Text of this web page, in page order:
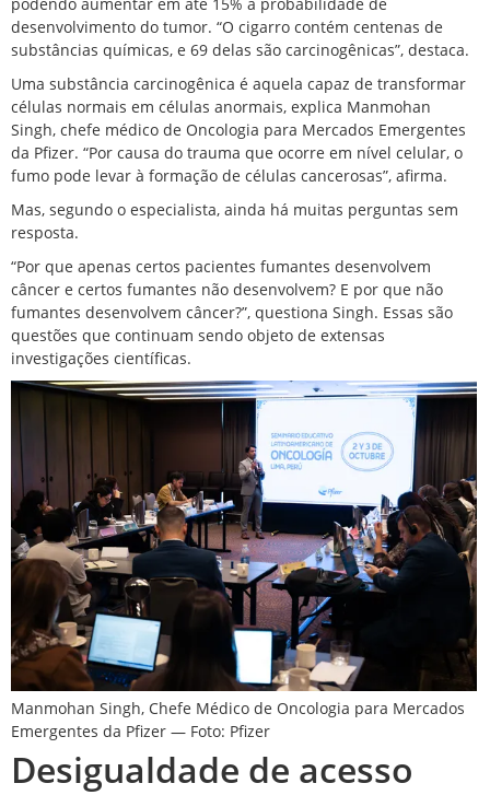
desenvolvimento do tumor. “O cigarro contém centenas de
substâncias químicas, e 69 delas são carcinogênicas”, destaca.
Uma substância carcinogênica é aquela capaz de transformar
células normais em células anormais, explica Manmohan
Singh, chefe médico de Oncologia para Mercados Emergentes
da Pfizer. “Por causa do trauma que ocorre em nível celular, o
fumo pode levar à formação de células cancerosas”, afirma.
Mas, segundo o especialista, ainda há muitas perguntas sem
resposta.
“Por que apenas certos pacientes fumantes desenvolvem
câncer e certos fumantes não desenvolvem? E por que não
fumantes desenvolvem câncer?”, questiona Singh. Essas são
questões que continuam sendo objeto de extensas
investigações científicas.
Manmohan Singh, Chefe Médico de Oncologia para Mercados
Emergentes da Pfizer — Foto: Pfizer
Desigualdade de acesso